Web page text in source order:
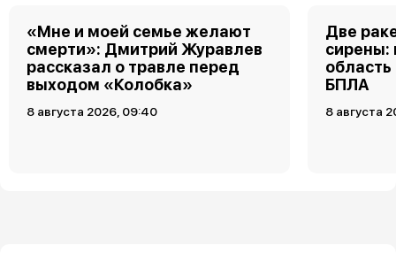
«Мне и моей семье желают
смерти»: Дмитрий Журавлев
рассказал о травле перед
выходом «Колобка»
8 августа 2026, 09:40
Две
сирены:
БПЛА
8 августа